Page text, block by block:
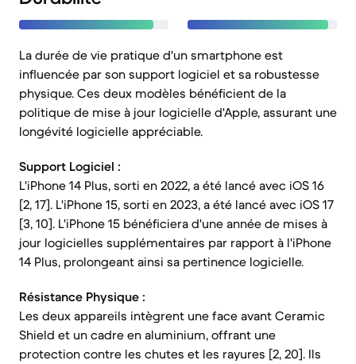
La durée de vie pratique d'un smartphone est
influencée par son support logiciel et sa robustesse
physique. Ces deux modèles bénéficient de la
politique de mise à jour logicielle d'Apple, assurant une
longévité logicielle appréciable.
Support Logiciel :
L'iPhone 14 Plus, sorti en 2022, a été lancé avec iOS 16
[2, 17]. L'iPhone 15, sorti en 2023, a été lancé avec iOS 17
[3, 10]. L'iPhone 15 bénéficiera d'une année de mises à
jour logicielles supplémentaires par rapport à l'iPhone
14 Plus, prolongeant ainsi sa pertinence logicielle.
Résistance Physique :
Les deux appareils intègrent une face avant Ceramic
Shield et un cadre en aluminium, offrant une
protection contre les chutes et les rayures [2, 20]. Ils